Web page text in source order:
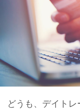
どうも、デイトレ